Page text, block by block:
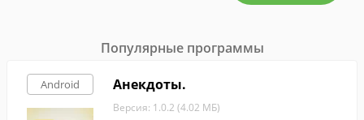
Популярные программы
Android Анекдоты.
Версия: 1.0.2 (4.02 МБ)